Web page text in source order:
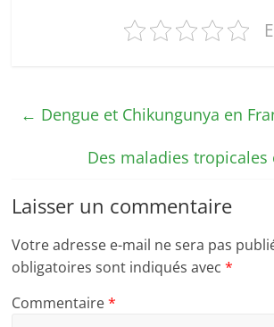
← Dengue et Chikungunya en
Des maladies tropicales
Laisser un commentaire
Votre adresse e-mail ne sera pas
obligatoires sont indiqués avec*
Commentaire*